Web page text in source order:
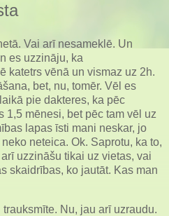
Vai arī nesameklē. Un
es uzzināju, ka
katetrs vēnā un vismaz uz 2h.
bet, nu, tomēr. Vēl es
pie dakteres, ka pēc
mēnesi, bet pēc tam vēl uz
lapas īsti mani neskar, jo
neteica. Ok. Saprotu, ka to,
uzzināšu tikai uz vietas, vai
skaidrības, ko jautāt. Kas man
Nu, jau arī uzraudu.